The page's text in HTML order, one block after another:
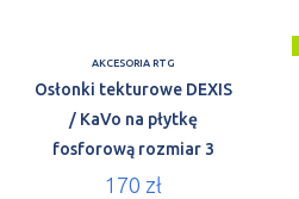
AKCESORIA RTG
Osłonki tekturowe DEXIS
/ KaVo na płytkę
fosforową rozmiar 3
170 zł